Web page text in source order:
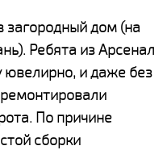
загородный дом (на
Ребята из Арсенал
ювелирно, и даже без
По причине
сборки